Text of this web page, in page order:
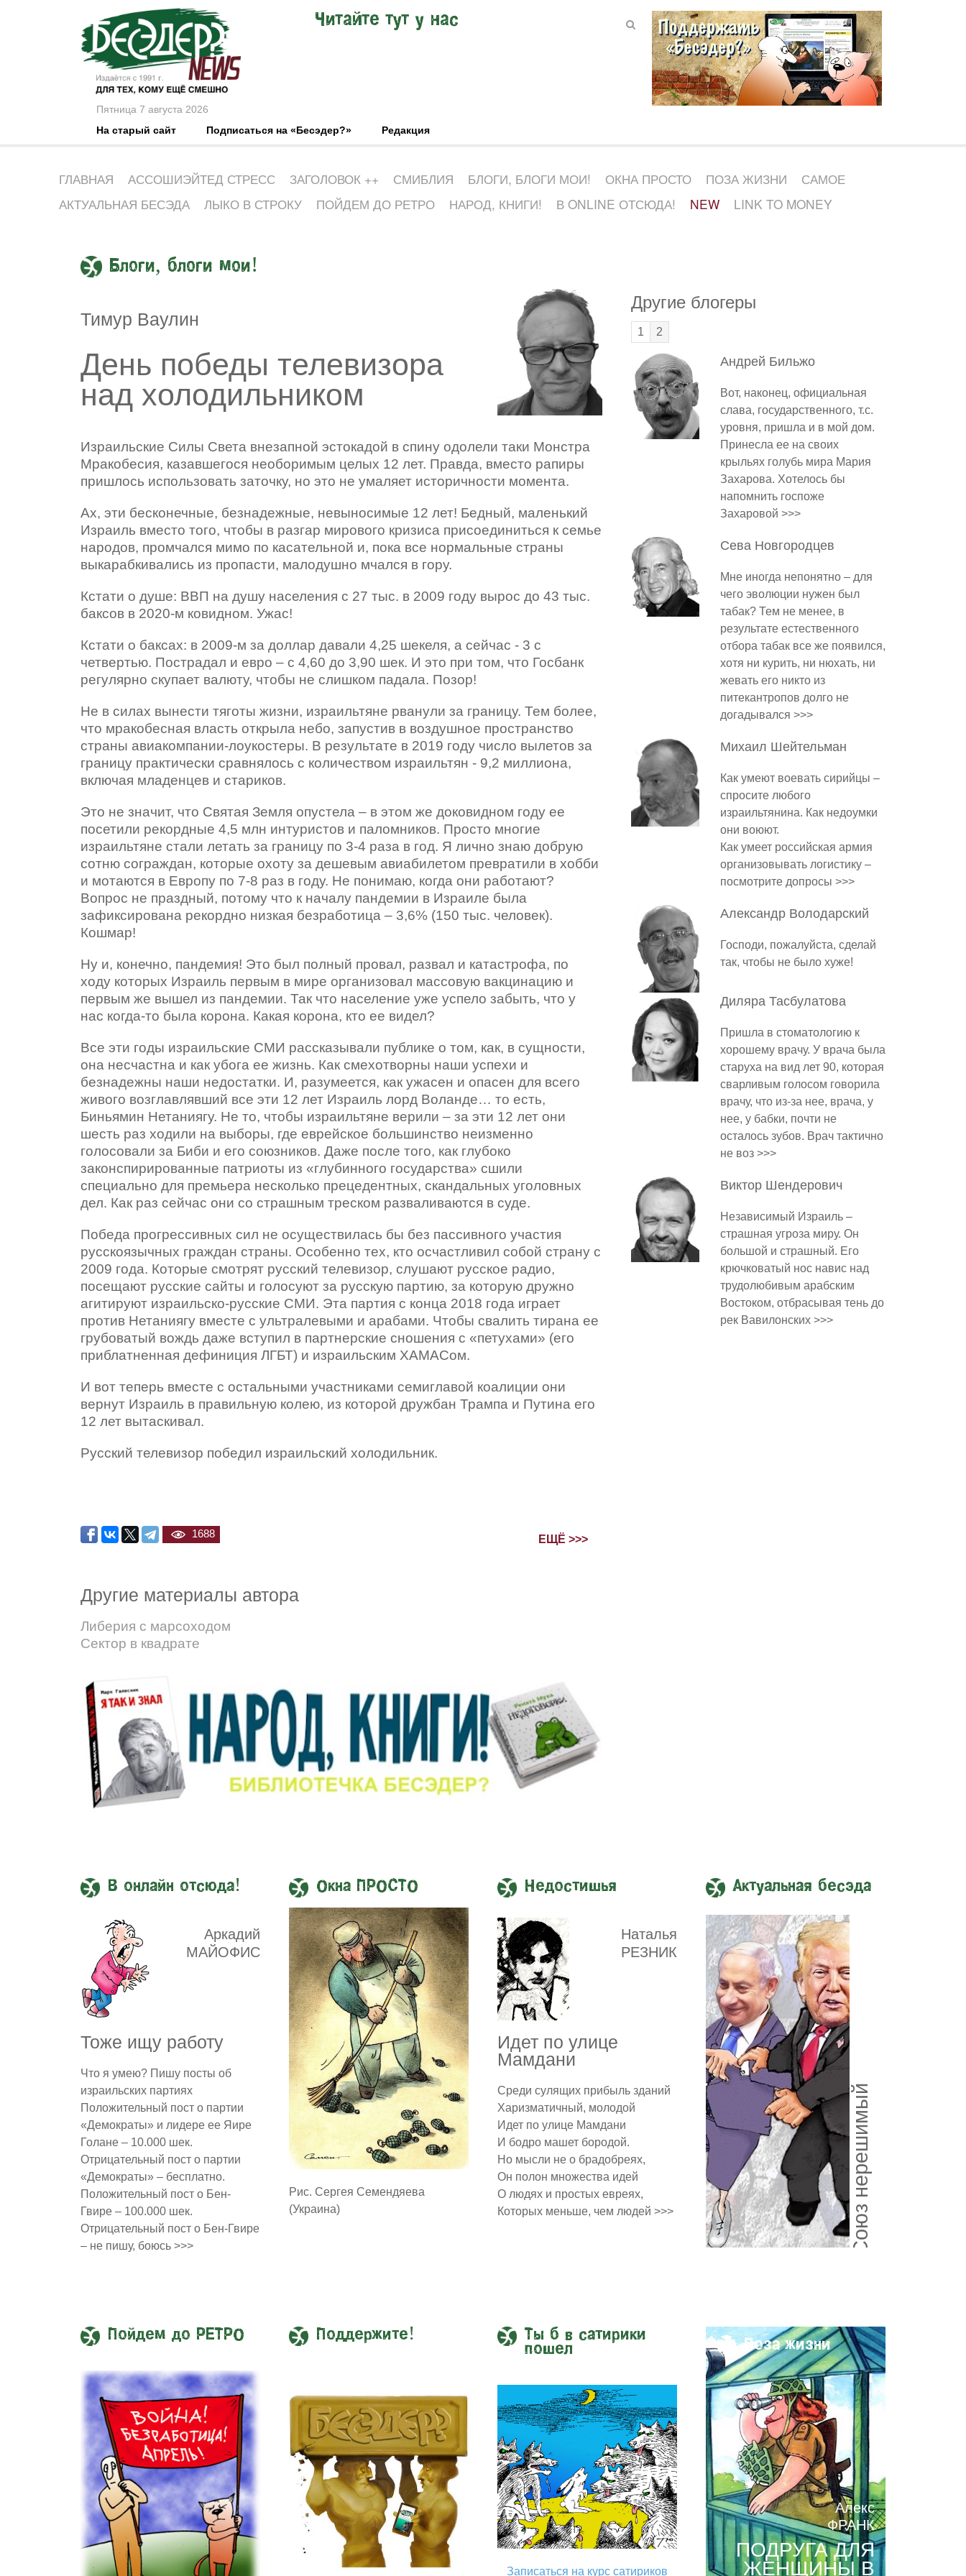
Пятница 7 августа 2026
Читайте тут у нас
На старый сайт Подписаться на «Бесэдер?» Редакция
ГЛАВНАЯ АССОШИЭЙТЕД СТРЕСС ЗАГОЛОВОК ++ СМИБЛИЯ БЛОГИ, БЛОГИ МОИ! ОКНА ПРОСТО ПОЗА ЖИЗНИ
САМОЕ
АКТУАЛЬНАЯ БЕСЭДА
ЛЫКО В СТРОКУ ПОЙДЕМ ДО РЕТРО НАРОД, КНИГИ! В ONLINE ОТСЮДА! NEW LINK TO MONEY
Блоги, блоги мои!
Тимур Ваулин
День победы телевизора
над холодильником
Израильские Силы Света внезапной эстокадой в спину одолели таки Монстра
Мракобесия, казавшегося необоримым целых 12 лет. Правда, вместо рапиры
пришлось использовать заточку, но это не умаляет историчности момента.
Ах, эти бесконечные, безнадежные, невыносимые 12 лет! Бедный, маленький
Израиль вместо того, чтобы в разгар мирового кризиса присоединиться к семье
народов, промчался мимо по касательной и, пока все нормальные страны
выкарабкивались из пропасти, малодушно мчался в гору.
Кстати о душе: ВВП на душу населения с 27 тыс. в 2009 году вырос до 43 тыс.
баксов в 2020-м ковидном. Ужас!
Кстати о баксах: в 2009-м за доллар давали 4,25 шекеля, а сейчас - 3 с
четвертью. Пострадал и евро – с 4,60 до 3,90 шек. И это при том, что Госбанк
регулярно скупает валюту, чтобы не слишком падала. Позор!
Не в силах вынести тяготы жизни, израильтяне рванули за границу. Тем более,
что мракобесная власть открыла небо, запустив в воздушное пространство
страны авиакомпании-лоукостеры. В результате в 2019 году число вылетов за
границу практически сравнялось с количеством израильтян - 9,2 миллиона,
включая младенцев и стариков.
Это не значит, что Святая Земля опустела – в этом же доковидном году ее
посетили рекордные 4,5 млн интуристов и паломников. Просто многие
израильтяне стали летать за границу по 3-4 раза в год. Я лично знаю добрую
сотню сограждан, которые охоту за дешевым авиабилетом превратили в хобби
и мотаются в Европу по 7-8 раз в году. Не понимаю, когда они работают?
Вопрос не праздный, потому что к началу пандемии в Израиле была
зафиксирована рекордно низкая безработица – 3,6% (150 тыс. человек).
Кошмар!
Ну и, конечно, пандемия! Это был полный провал, развал и катастрофа, по
ходу которых Израиль первым в мире организовал массовую вакцинацию и
первым же вышел из пандемии. Так что население уже успело забыть, что у
нас когда-то была корона. Какая корона, кто ее видел?
Все эти годы израильские СМИ рассказывали публике о том, как, в сущности,
она несчастна и как убога ее жизнь. Как смехотворны наши успехи и
безнадежны наши недостатки. И, разумеется, как ужасен и опасен для всего
живого возглавлявший все эти 12 лет Израиль лорд Воланде… то есть,
Биньямин Нетаниягу. Не то, чтобы израильтяне верили – за эти 12 лет они
шесть раз ходили на выборы, где еврейское большинство неизменно
голосовали за Биби и его союзников. Даже после того, как глубоко
законспирированные патриоты из «глубинного государства» сшили
специально для премьера несколько прецедентных, скандальных уголовных
дел. Как раз сейчас они со страшным треском разваливаются в суде.
Победа прогрессивных сил не осуществилась бы без пассивного участия
русскоязычных граждан страны. Особенно тех, кто осчастливил собой страну с
2009 года. Которые смотрят русский телевизор, слушают русское радио,
посещают русские сайты и голосуют за русскую партию, за которую дружно
агитируют израильско-русские СМИ. Эта партия с конца 2018 года играет
против Нетаниягу вместе с ультралевыми и арабами. Чтобы свалить тирана ее
грубоватый вождь даже вступил в партнерские сношения с «петухами» (его
приблатненная дефиниция ЛГБТ) и израильским ХАМАСом.
И вот теперь вместе с остальными участниками семиглавой коалиции они
вернут Израиль в правильную колею, из которой дружбан Трампа и Путина его
12 лет вытаскивал.
Русский телевизор победил израильский холодильник.
1688 ЕЩЁ >>>
Другие материалы автора
Либерия с марсоходом
Сектор в квадрате
Другие блогеры
1 2
Андрей Бильжо
Вот, наконец, официальная
слава, государственного, т.с.
уровня, пришла и в мой дом.
Принесла ее на своих
крыльях голубь мира Мария
Захарова. Хотелось бы
напомнить госпоже
Захаровой >>>
Сева Новгородцев
Мне иногда непонятно – для
чего эволюции нужен был
табак? Тем не менее, в
результате естественного
отбора табак все же появился,
хотя ни курить, ни нюхать, ни
жевать его никто из
питекантропов долго не
догадывался >>>
Михаил Шейтельман
Как умеют воевать сирийцы –
спросите любого
израильтянина. Как недоумки
они воюют.
Как умеет российская армия
организовывать логистику –
посмотрите допросы >>>
Александр Володарский
Господи, пожалуйста, сделай
так, чтобы не было хуже!
Диляра Тасбулатова
Пришла в стоматологию к
хорошему врачу. У врача была
старуха на вид лет 90, которая
сварливым голосом говорила
врачу, что из-за нее, врача, у
нее, у бабки, почти не
осталось зубов. Врач тактично
не воз >>>
Виктор Шендерович
Независимый Израиль –
страшная угроза миру. Он
большой и страшный. Его
крючковатый нос навис над
трудолюбивым арабским
Востоком, отбрасывая тень до
рек Вавилонских >>>
В онлайн отсюда!
Аркадий
МАЙОФИС
Тоже ищу работу
Что я умею? Пишу посты об
израильских партиях
Положительный пост о партии
«Демократы» и лидере ее Яире
Голане – 10.000 шек.
Отрицательный пост о партии
«Демократы» – бесплатно.
Положительный пост о Бен-
Гвире – 100.000 шек.
Отрицательный пост о Бен-Гвире
– не пишу, боюсь >>>
Окна ПРОСТО
Рис. Сергея Семендяева
(Украина)
Недостишья
Наталья
РЕЗНИК
Идет по улице
Мамдани
Среди сулящих прибыль зданий
Харизматичный, молодой
Идет по улице Мамдани
И бодро машет бородой.
Но мысли не о брадобреях,
Он полон множества идей
О людях и простых евреях,
Которых меньше, чем людей >>>
Актуальная бесэда
Союз нерешимый
Пойдем до РЕТРО Поддержите!
Ты б в сатирики
пошел
Записаться на курс сатириков
Поза жизни
Алекс
ФРАНК
ПОДРУГА ДЛЯ
ЖЕНЩИНЫ В